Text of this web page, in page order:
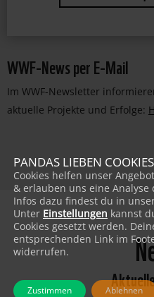
JETZT PATIN/
WWF-News per E-Mail
Im WWF-Newsletter
aktuelle Projekte und Erfolge:
PANDAS LIEBEN
Cookies helfen unser
& erlauben uns eine
Infos dazu findest du in
Unter Einstellungen kannst
Cookies gesetzt werden.
entsprechenden Link im
widerrufen.
Zustimmen Ablehnen